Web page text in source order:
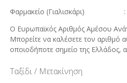
Φαρμακείο (Γιαλισκάρι) :
Ο Ευρωπαϊκός Αριθμός Αμέσου
Μπορείτε να καλέσετε τον αριθμό
οποιοδήποτε σημείο της Ελλάδος,
Ταξίδι / Μετακίνηση